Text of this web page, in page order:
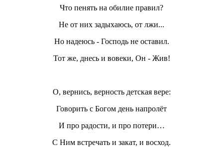
Что пенять на обилие правил?
Не от них задыхаюсь, от лжи...
Но надеюсь - Господь не оставил.
Тот же, днесь и вовеки, Он - Жив!
О, вернись, верность детская вере:
Говорить с Богом день напролёт
И про радости, и про потери…
С Ним встречать и закат, и восход.